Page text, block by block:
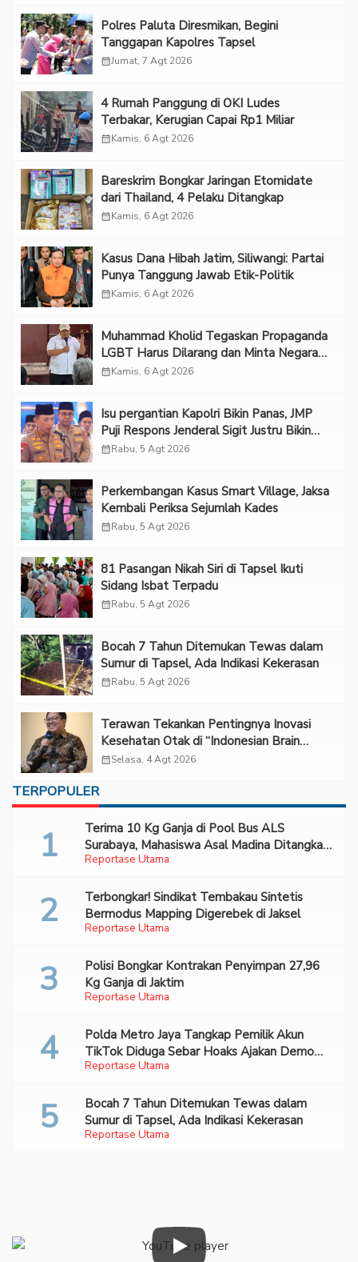
Polres Paluta Diresmikan, Begini
Tanggapan Kapolres Tapsel
calendar_monthJumat, 7 Agt 2026
‎4 Rumah Panggung di OKI Ludes
Terbakar, Kerugian Capai Rp1 Miliar
calendar_monthKamis, 6 Agt 2026
Bareskrim Bongkar Jaringan Etomidate
dari Thailand, 4 Pelaku Ditangkap
calendar_monthKamis, 6 Agt 2026
Kasus Dana Hibah Jatim, Siliwangi: Partai
Punya Tanggung Jawab Etik-Politik
calendar_monthKamis, 6 Agt 2026
Muhammad Kholid Tegaskan Propaganda
LGBT Harus Dilarang dan Minta Negara
Melindungi Korban
calendar_monthKamis, 6 Agt 2026
Isu pergantian Kapolri Bikin Panas, JMP
Puji Respons Jenderal Sigit Justru Bikin
“Adem”
calendar_monthRabu, 5 Agt 2026
Perkembangan Kasus Smart Village, Jaksa
Kembali Periksa Sejumlah Kades
calendar_monthRabu, 5 Agt 2026
81 Pasangan Nikah Siri di Tapsel Ikuti
Sidang Isbat Terpadu
calendar_monthRabu, 5 Agt 2026
Bocah 7 Tahun Ditemukan Tewas dalam
Sumur di Tapsel, Ada Indikasi Kekerasan
calendar_monthRabu, 5 Agt 2026
Terawan Tekankan Pentingnya Inovasi
Kesehatan Otak di “Indonesian Brain
Forum 2026 UPN Veteran Jakarta”
calendar_monthSelasa, 4 Agt 2026
TERPOPULER
Reportase Utama
Terima 10 Kg Ganja di Pool Bus ALS
Surabaya, Mahasiswa Asal Madina Ditangkap
Bareskrim
Reportase Utama
Terbongkar! Sindikat Tembakau Sintetis
Bermodus Mapping Digerebek di Jaksel
Reportase Utama
Polisi Bongkar Kontrakan Penyimpan 27,96
Kg Ganja di Jaktim
Reportase Utama
Polda Metro Jaya Tangkap Pemilik Akun
TikTok Diduga Sebar Hoaks Ajakan Demo
Turunkan Prabowo-Gibran
Reportase Utama
Bocah 7 Tahun Ditemukan Tewas dalam
Sumur di Tapsel, Ada Indikasi Kekerasan